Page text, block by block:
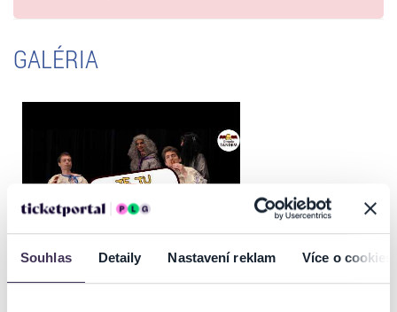
Souhlas Detaily Nastavení reklam Více o cookies
GALÉRIA